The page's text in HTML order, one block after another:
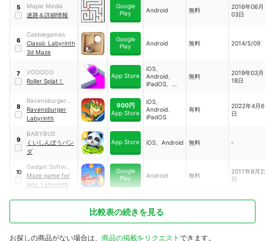
5
Maple Media
迷路＆詳細情報
Google
Play
Android 無料
2016年06月
03日
6
Cabbiegames
Classic Labyrinth
3d Maze
Google
Play
Android 無料 2014/5/09
7
VOODOO
Roller Splat！
App Store
iOS、
Android、
iPadOS、
visionOS
無料
2019年03月
18日
8
Ravensburger
Verlag
Ravensburger
Labyrinth
900円
App Store
iOS、
Android、
iPadOS
有料
2022年4月6
日
9
BABYBUS
くいしんぼうパン
ダ
App Store iOS、Android 無料 ‐
10
Gadget Software
Development
and Research
Maze game for
kids. Labyrinth
Google
Play
Android 無料
2017年8月
日
比較表の続きを見る
お探しの商品がない場合は、 商品の掲載をリクエスト できます。